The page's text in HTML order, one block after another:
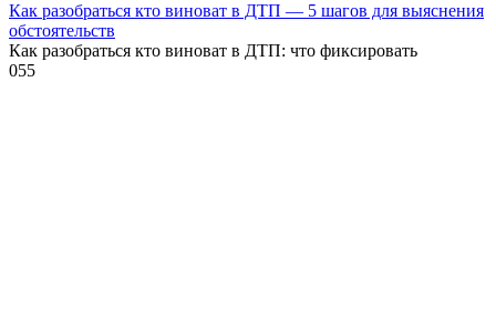
Как разобраться кто виноват в ДТП — 5 шагов для выяснения
обстоятельств
Как разобраться кто виноват в ДТП: что фиксировать
055